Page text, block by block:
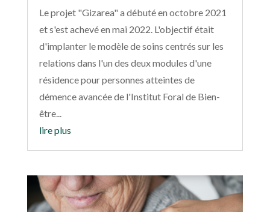
Le projet "Gizarea" a débuté en octobre 2021
et s'est achevé en mai 2022. L'objectif était
d'implanter le modèle de soins centrés sur les
relations dans l'un des deux modules d'une
résidence pour personnes atteintes de
démence avancée de l'Institut Foral de Bien-
être...
lire plus